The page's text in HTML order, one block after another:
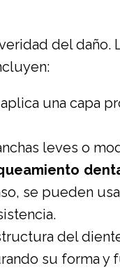
del
una capa
leves o
se pueden
del
su forma y